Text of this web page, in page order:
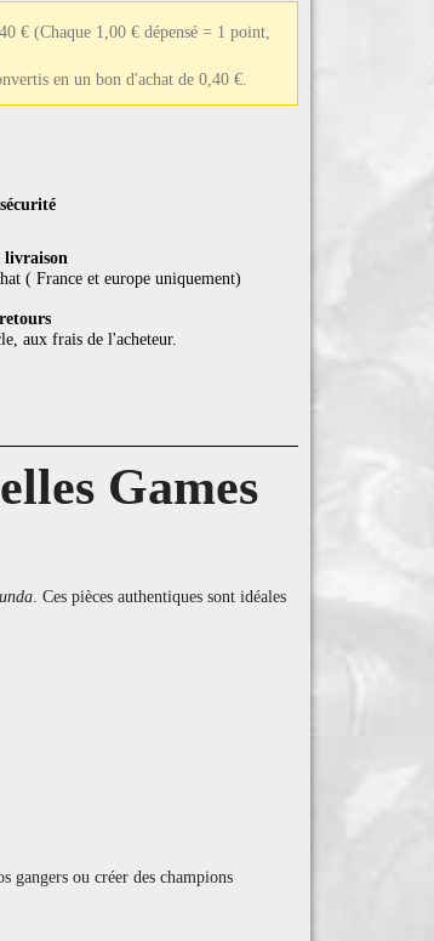
€ (Chaque 1,00 € dépensé = 1 point,
en un bon d'achat de 0,40 €.
livraison
( France et europe uniquement)
aux frais de l'acheteur.
Games
. Ces pièces authentiques sont idéales
gangers ou créer des champions